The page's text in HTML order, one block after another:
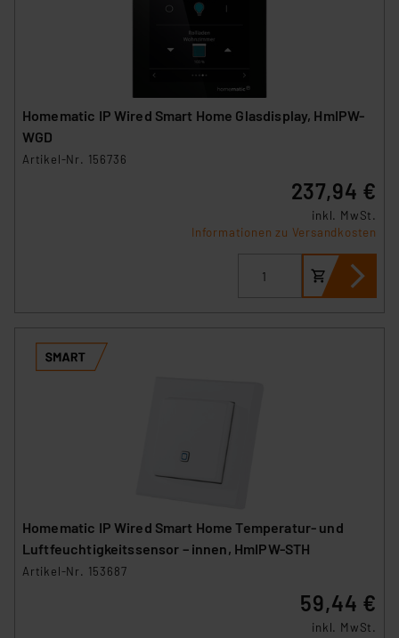
Homematic IP Wired Smart Home Glasdisplay, HmIPW-
WGD
Artikel-Nr. 156736
237,94 €
inkl. MwSt.
Informationen zu Versandkosten
Homematic IP Wired Smart Home Temperatur- und
Luftfeuchtigkeitssensor – innen, HmIPW-STH
Artikel-Nr. 153687
59,44 €
inkl. MwSt.